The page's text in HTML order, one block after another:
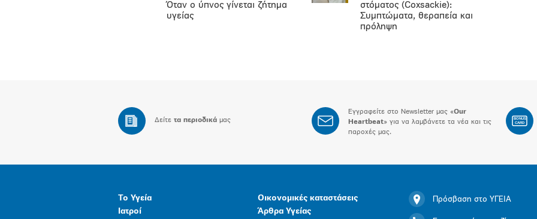
Όταν ο ύπνος γίνεται ζήτημα
υγείας
στόματος (Coxsackie):
Συμπτώματα, θεραπεία και
πρόληψη
Δείτε τα περιοδικά μας
Εγγραφείτε στο Newsletter μας «Our
Heartbeat» για να λαμβάνετε τα νέα και τις
παροχές μας.
BONUS
CARD
Το Υγεία
Ιατροί
Οικονομικές καταστάσεις
Άρθρα Υγείας
Πρόσβαση στο ΥΓΕΙΑ